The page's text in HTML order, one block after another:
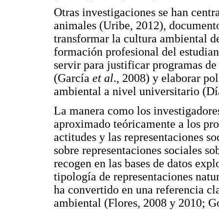
Otras investigaciones se han
animales (Uribe, 2012),
transformar la cultura ambiental
formación profesional del
servir para justificar programas
(García et al., 2008) y elaborar
ambiental a nivel universitario
La manera como los
aproximado teóricamente a los
actitudes y las representaciones
sobre representaciones sociales
recogen en las bases de datos
tipología de representaciones
ha convertido en una referencia
ambiental (Flores, 2008 y 2010;